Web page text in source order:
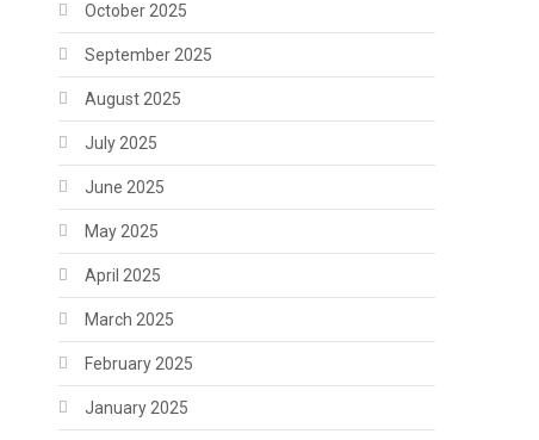
October 2025
September 2025
August 2025
July 2025
June 2025
May 2025
April 2025
March 2025
February 2025
January 2025